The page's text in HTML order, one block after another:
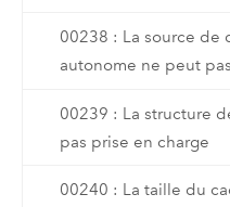
00238 : La source de
autonome ne peut
00239 : La structure
pas prise en charge
00240 : La taille du